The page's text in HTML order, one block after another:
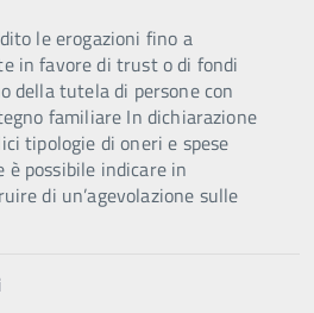
le erogazioni fino a
in favore di trust o di fondi
della tutela di persone con
familiare In dichiarazione
tipologie di oneri e spese
possibile indicare in
di un’agevolazione sulle